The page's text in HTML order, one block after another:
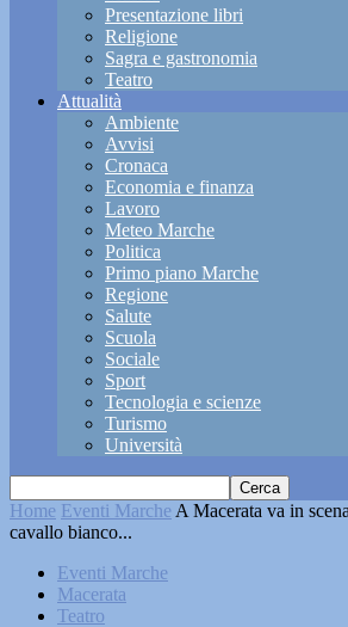
Presentazione libri
Religione
Sagra e gastronomia
Teatro
Attualità
Ambiente
Avvisi
Cronaca
Economia e finanza
Lavoro
Meteo Marche
Politica
Primo piano Marche
Regione
Salute
Scuola
Sociale
Sport
Tecnologia e scienze
Turismo
Università
Home Eventi Marche A Macerata va in
cavallo bianco...
Eventi Marche
Macerata
Teatro